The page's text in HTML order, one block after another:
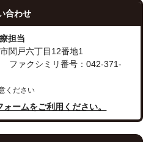
合わせ
担当
関戸六丁目12番地1
ファクシミリ番号：042-371-
ください
ームをご利用ください。